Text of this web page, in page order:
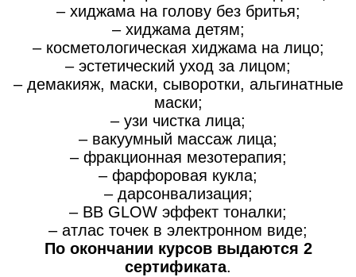
– хиджама на голову без бритья;
– хиджама детям;
– косметологическая хиджама на лицо;
– эстетический уход за лицом;
– демакияж, маски, сыворотки, альгинатные
маски;
– узи чистка лица;
– вакуумный массаж лица;
– фракционная мезотерапия;
– фарфоровая кукла;
– дарсонвализация;
– BB GLOW эффект тоналки;
– атлас точек в электронном виде;
По окончании курсов выдаются 2
сертификата.